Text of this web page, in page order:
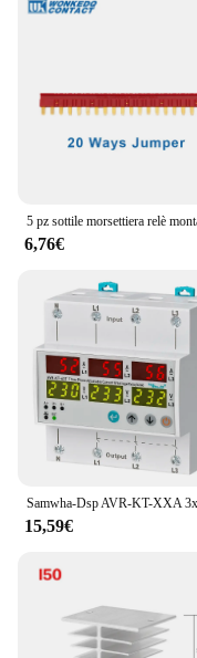
6,76€
15,59€